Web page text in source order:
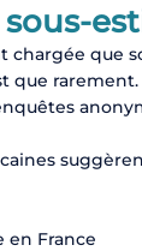
que
que
en France